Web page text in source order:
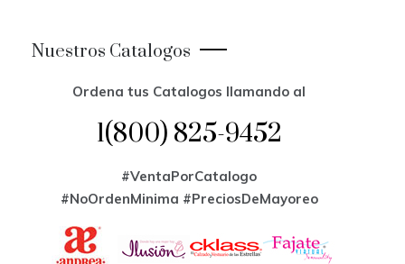
Nuestros Catalogos
Ordena tus Catalogos llamando al
1(800) 825-9452
#VentaPorCatalogo
#NoOrdenMinima #PreciosDeMayoreo